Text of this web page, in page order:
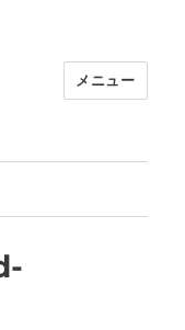
美容室｜moi
アサロン｜オ
神エリアで
営業｜天然
｜
メニュー